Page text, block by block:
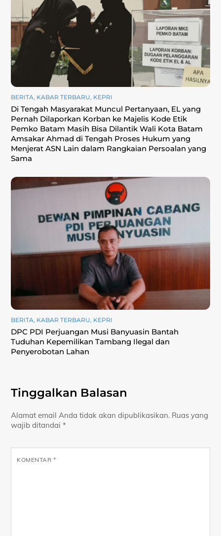
BERITA, KABAR TERBARU, KEPRI
Di Tengah Masyarakat Muncul Pertanyaan, EL yang
Pernah Dilaporkan Korban ke Majelis Kode Etik
Pemko Batam Masih Bisa Dilantik Wali Kota Batam
Amsakar Ahmad di Tengah Proses Hukum yang
Menjerat ASN Lain dalam Rangkaian Persoalan yang
Sama
BERITA, KABAR TERBARU, KEPRI
DPC PDI Perjuangan Musi Banyuasin Bantah
Tuduhan Kepemilikan Tambang Ilegal dan
Penyerobotan Lahan
Tinggalkan Balasan
Alamat email Anda tidak akan dipublikasikan. Ruas yang
wajib ditandai*
KOMENTAR *